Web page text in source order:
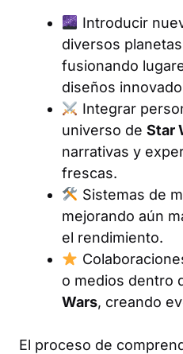
Introducir
diversos
fusionando
diseños
Integrar
universo de Star
narrativas y
frescas.
Sistemas de
mejorando aún
el rendimiento.
o medios dentro
Wars, creando
El proceso de